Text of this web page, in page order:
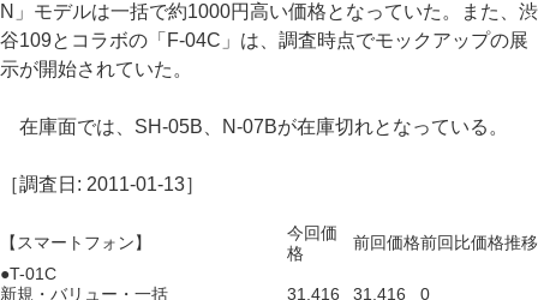
N」モデルは一括で約1000円高い価格となっていた。また、渋
谷109とコラボの「F-04C」は、調査時点でモックアップの展
示が開始されていた。
在庫面では、SH-05B、N-07Bが在庫切れとなっている。
［調査日: 2011-01-13］
【スマートフォン】
今回価
格
前回価格前回比価格推移
●T-01C
新規・バリュー・一括
31,416 31,416
0